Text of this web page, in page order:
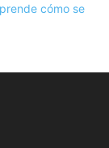
cómo se